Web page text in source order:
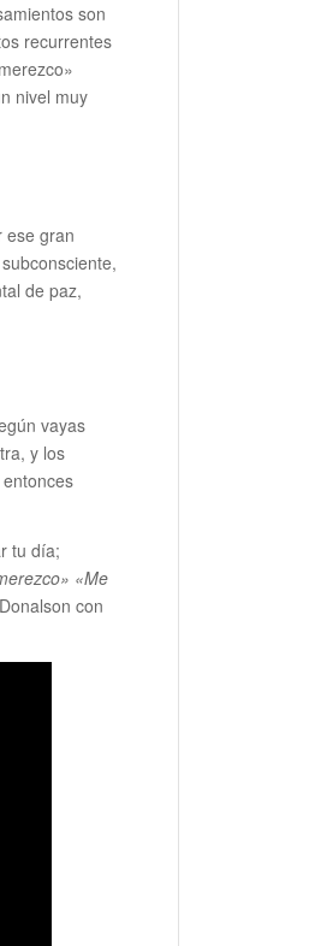
son
recurrentes
nivel muy
ese gran
de paz,
vayas
y los
tu día;
«Me
con